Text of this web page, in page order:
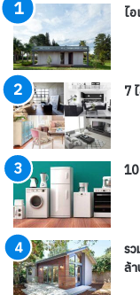
ไ
7
10
รว
ล้